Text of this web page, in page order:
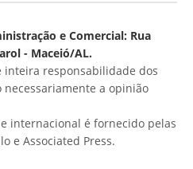
e Comercial: Rua
- Maceió/AL.
inteira responsabilidade dos
a opinião
internacional é fornecido pelas
e Associated Press.